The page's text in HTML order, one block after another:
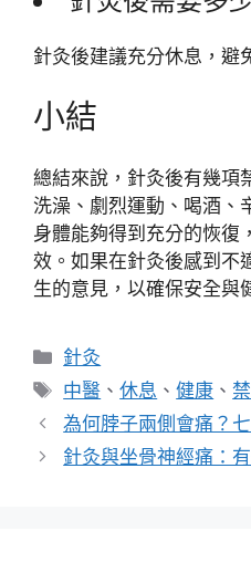
針灸後建議充分休息，避
小結
總結來說，針灸後有幾項
洗澡、劇烈運動、喝酒、
身體能夠得到充分的恢復
效。如果在針灸後感到不
生的意見，以確保安全與
分
類
針灸
標
籤
中醫 、休息 、健康 、
為何脖子兩側會痛？
針灸與坐骨神經痛：